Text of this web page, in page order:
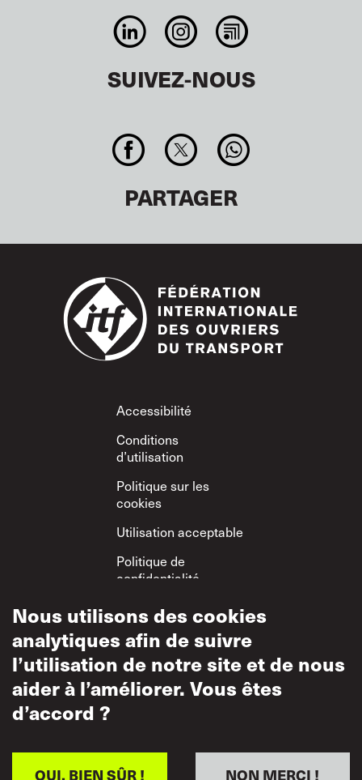
SUIVEZ-NOUS
PARTAGER
Footer
Accessibilité
Conditions
d’utilisation
Politique sur les
cookies
Utilisation acceptable
Politique de
confidentialité
Politique sur le
respect mutuel
Nous utilisons des cookies
analytiques afin de suivre
l’utilisation de notre site et de nous
aider à l’améliorer. Vous êtes
d’accord ?
NON MERCI !
OUI, BIEN SÛR !